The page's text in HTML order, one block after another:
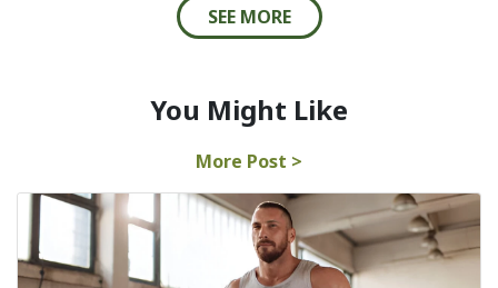
SEE MORE
You Might Like
More Post >